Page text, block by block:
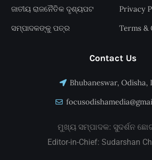
ଜାତୀୟ ରାଜନୈତିକ ଦୃଶ୍ୟପଟ
ସମ୍ପାଦକଙ୍କୁ ପତ୍ର
Privacy
Terms &
Contact Us
Bhubaneswar, Odisha,
ମୁଖ୍ୟ ସମ୍ପାଦକ: ସୁଦର୍ଶନ
Editor-in-Chief: Sudarshan